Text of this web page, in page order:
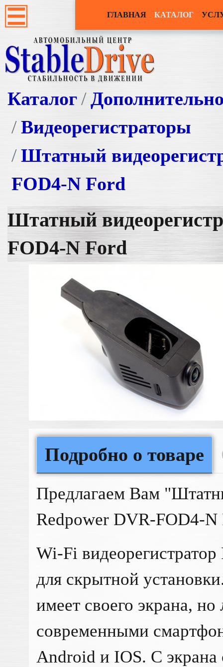
ГЛАВНАЯ КАТАЛОГ
Каталог
Видеорегистраторы
Штатный
FOD4-N Ford
Штатный
FOD4-N Ford
Подробно о товаре
Предлагаем Вам
Redpower DVR-FOD4-N
Wi-Fi
для скрытной
имеет своего экрана, но
современными
Android и IOS. C